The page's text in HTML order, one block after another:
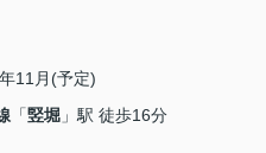
11月(予定)
「竪堀 」駅 徒歩16分